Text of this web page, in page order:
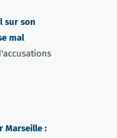
sur son
mal
Marseille :